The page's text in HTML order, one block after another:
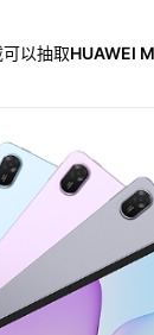
以抽取HUAWEI